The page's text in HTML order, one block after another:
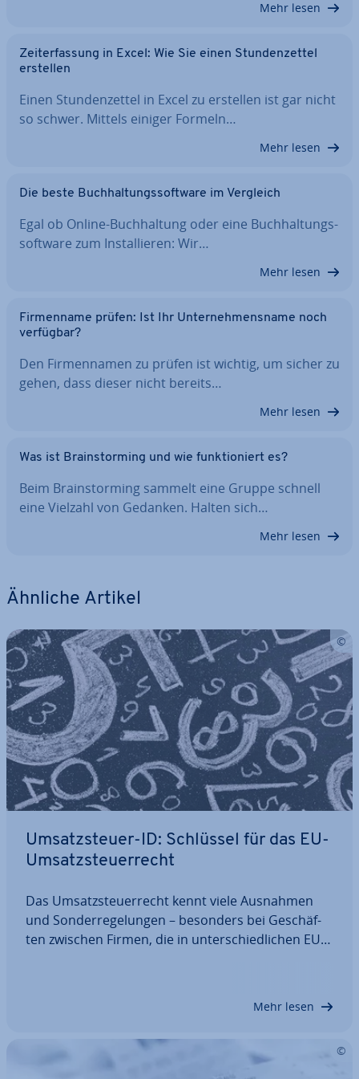
Mehr lesen
Zeit­er­fas­sung in Excel: Wie Sie einen Stun­den­zet­tel
erstellen
Einen Stun­den­zet­tel in Excel zu erstellen ist gar nicht
so schwer. Mittels einiger Formeln…
Mehr lesen
Die beste Buch­hal­tungs­soft­ware im Vergleich
Egal ob Online-Buch­hal­tung oder eine Buch­hal­tungs­
soft­ware zum In­stal­lie­ren: Wir…
Mehr lesen
Fir­men­na­me prüfen: Ist Ihr Un­ter­neh­mens­na­me noch
verfügbar?
Den Fir­men­na­men zu prüfen ist wichtig, um sicher zu
gehen, dass dieser nicht bereits…
Mehr lesen
Was ist Brain­stor­ming und wie funk­tio­niert es?
Beim Brain­stor­ming sammelt eine Gruppe schnell
eine Vielzahl von Gedanken. Halten sich…
Mehr lesen
Ähnliche Artikel
Um­satz­steu­er-ID: Schlüssel für das EU-
Um­satz­steu­er­recht
Das Um­satz­steu­er­recht kennt viele Ausnahmen
und Son­der­re­ge­lun­gen – besonders bei Ge­schäf­
ten zwischen Firmen, die in un­ter­schied­li­chen EU-
Mehr lesen